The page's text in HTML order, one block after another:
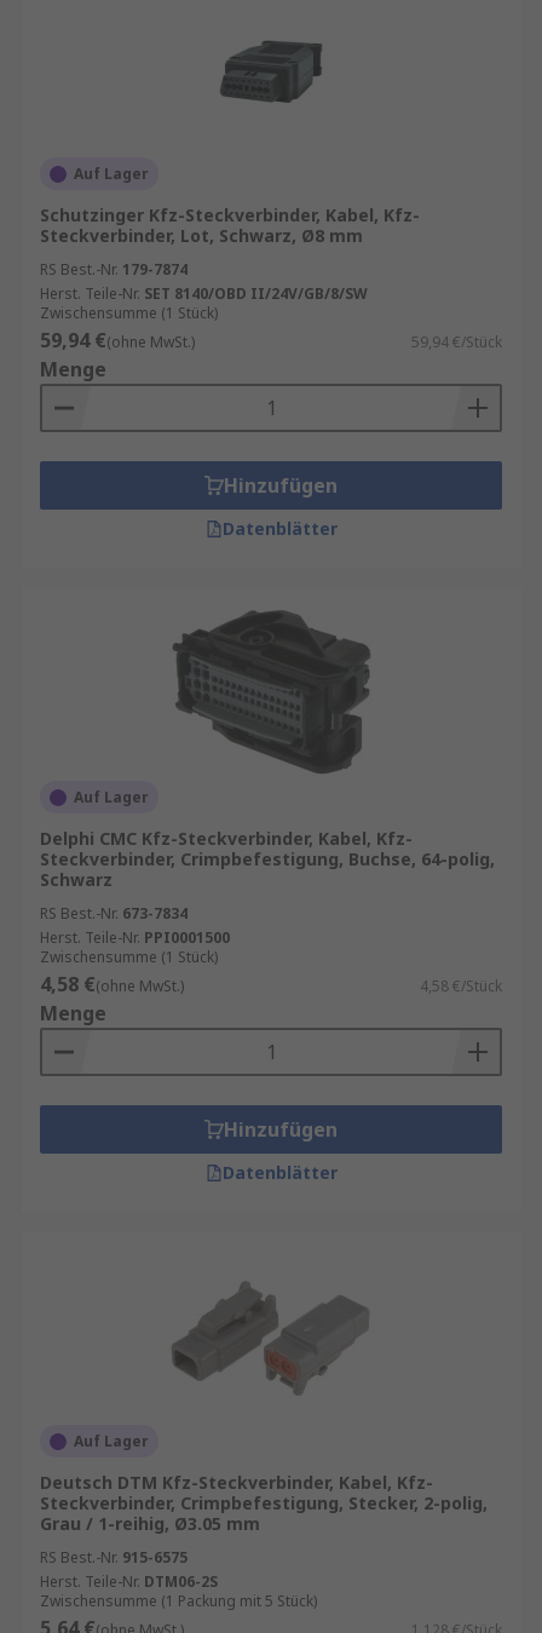
Auf Lager
Schutzinger Kfz-Steckverbinder, Kabel, Kfz-
Steckverbinder, Lot, Schwarz, Ø8 mm
RS Best.-Nr. 179-7874
Herst. Teile-Nr. SET 8140/OBD II/24V/GB/8/SW
Zwischensumme (1 Stück)
59,94 €(ohne MwSt.) 59,94 €/Stück
Menge
Hinzufügen
Datenblätter
Auf Lager
Delphi CMC Kfz-Steckverbinder, Kabel, Kfz-
Steckverbinder, Crimpbefestigung, Buchse, 64-polig,
Schwarz
RS Best.-Nr. 673-7834
Herst. Teile-Nr. PPI0001500
Zwischensumme (1 Stück)
4,58 €(ohne MwSt.) 4,58 €/Stück
Menge
Hinzufügen
Datenblätter
Auf Lager
Deutsch DTM Kfz-Steckverbinder, Kabel, Kfz-
Steckverbinder, Crimpbefestigung, Stecker, 2-polig,
Grau / 1-reihig, Ø3.05 mm
RS Best.-Nr. 915-6575
Herst. Teile-Nr. DTM06-2S
Zwischensumme (1 Packung mit 5 Stück)